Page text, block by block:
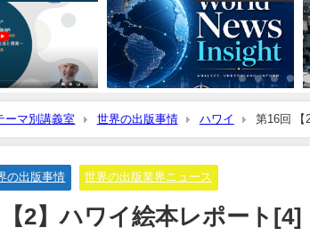
ーマ別講義室 世界の出版事情 ハワイ 第16回
の出版事情 世界の出版業界ニュース
【2】ハワイ絵本レポート